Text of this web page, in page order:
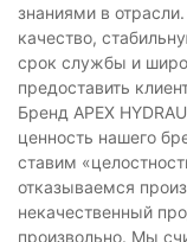
знаниями в
качество,
срок службы и
предоставить
Бренд APEX
ценность нашего
ставим
отказываемся
некачественный
произвольно. Мы